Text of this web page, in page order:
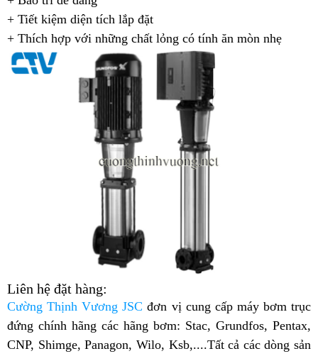
+ Tiết kiệm diện tích lắp đặt
+ Thích hợp với những chất lỏng có tính ăn mòn nhẹ
Liên hệ đặt hàng:
Cường Thịnh Vương JSC đơn vị cung cấp máy bơm trục
đứng chính hãng các hãng bơm: Stac, Grundfos, Pentax,
CNP, Shimge, Panagon, Wilo, Ksb,....Tất cả các dòng sản